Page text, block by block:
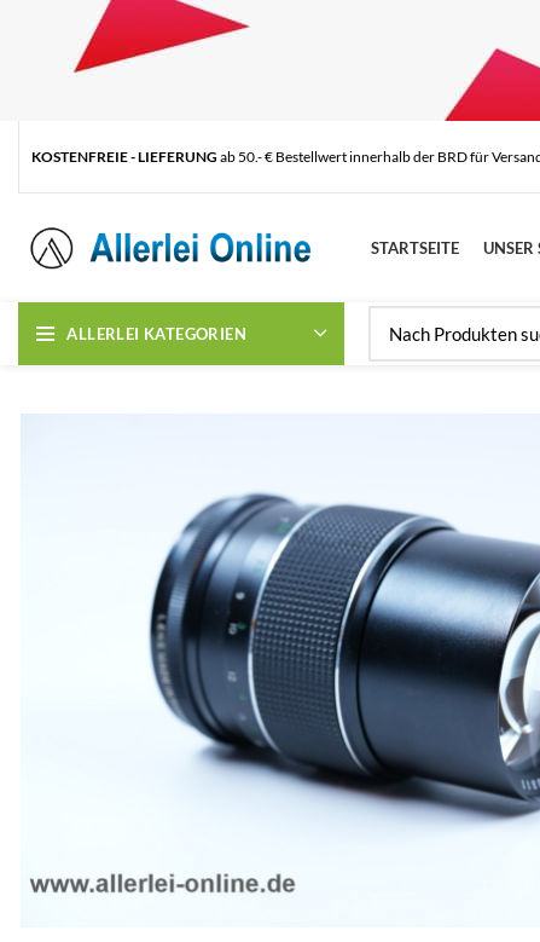
KOSTENFREIE - LIEFERUNG ab 50.- € Bestellwert innerhalb der BRD für
STARTSEITE UNSER
ALLERLEI KATEGORIEN